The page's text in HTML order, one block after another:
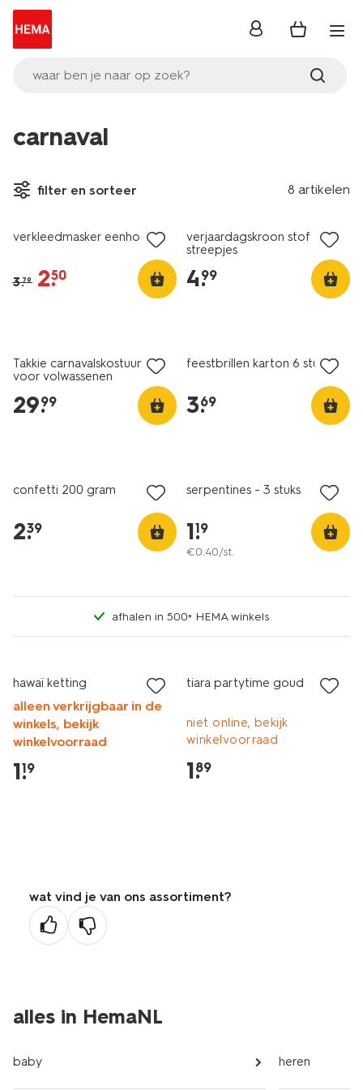
waar ben je naar op zoek?
inloggen
carnaval
filter en sorteer 8 artikelen
sale
verkleedmasker eenhoorn
3.79 2.
50
verjaardagskroon stof
streepjes
4.
99
Takkie carnavalskostuum
voor volwassenen
29.
99
feestbrillen karton 6 stuks
3.
69
confetti 200 gram
2.
39
serpentines - 3 stuks
1.
19
€0.40/st.
afhalen in 500+ HEMA winkels
hawaï ketting
alleen verkrijgbaar in de
winkels, bekijk
winkelvoorraad
1.
19
tiara partytime goud
niet online, bekijk
winkelvoorraad
1.
89
wat vind je van ons assortiment?
alles in HemaNL
baby heren